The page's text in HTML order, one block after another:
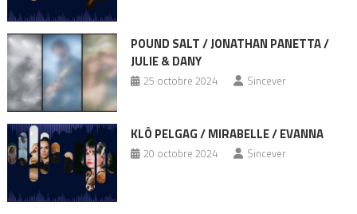
POUND SALT / JONATHAN PANETTA /
JULIE & DANY
25 octobre 2024 Sincever
KLÔ PELGAG / MIRABELLE / EVANNA
20 octobre 2024 Sincever